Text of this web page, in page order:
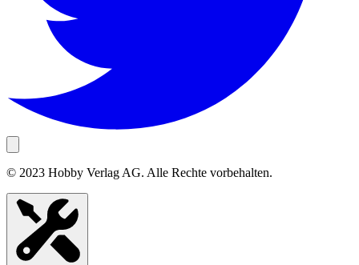
© 2023 Hobby Verlag AG. Alle Rechte vorbehalten.